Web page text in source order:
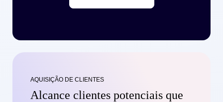
AQUISIÇÃO DE CLIENTES
Alcance clientes potenciais que